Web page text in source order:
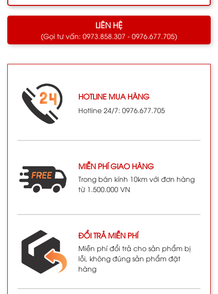
LIÊN HỆ
(Gọi tư vấn: 0973.858.307 - 0976.677.705)
HOTLINE MUA HÀNG
Hotline 24/7: 0976.677.705
MIỄN PHÍ GIAO HÀNG
Trong bán kính 10km với đơn hàng
từ 1.500.000 VN
ĐỔI TRẢ MIỄN PHÍ
Miễn phí đổi trả cho sản phẩm bị
lỗi, không đúng sản phẩm đặt
hàng